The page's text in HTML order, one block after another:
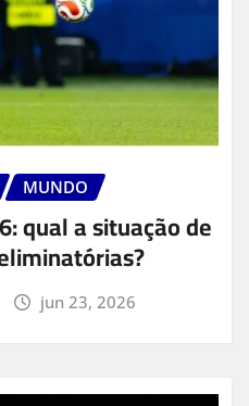
MUNDO
qual a situação de
jun 23, 2026